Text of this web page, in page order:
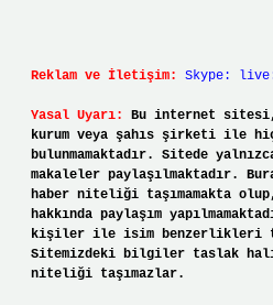
Reklam ve İletişim: Skype:
Yasal Uyarı:
Bu internet
kurum veya şahıs şirketi ile
bulunmamaktadır. Sitede
makaleler paylaşılmaktadır.
haber niteliği taşımamakta
hakkında paylaşım
kişiler ile isim benzerlikleri
Sitemizdeki bilgiler taslak
niteliği taşımazlar.